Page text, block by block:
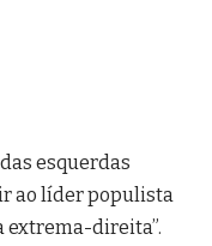
esquerdas
ao líder populista
extrema-direita”.